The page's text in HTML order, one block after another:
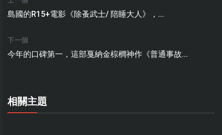
島國的R15+電影《除蚤武士/ 陪睡大人》，...
下一個
今年的口碑第一，這部戛納金棕櫚神作《普通事故...
相關主題